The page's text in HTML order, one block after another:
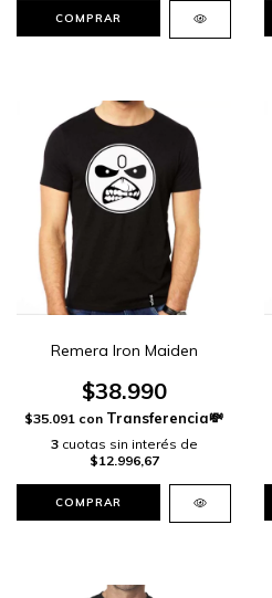
COMPRAR
Remera Iron Maiden
$38.990
$35.091 con
3 cuotas sin interés de
$12.996,67
COMPRAR